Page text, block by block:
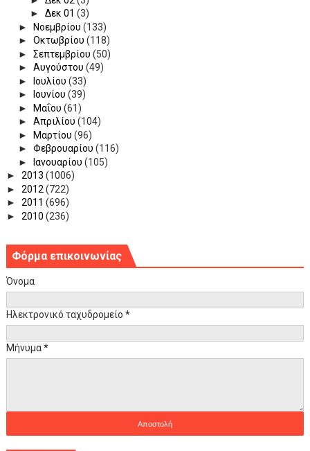
► Δεκ 01 (3)
►
Νοεμβρίου (133)
► Οκτωβρίου (118)
► Σεπτεμβρίου (50)
► Αυγούστου (49)
►
Ιουλίου (33)
►
Ιουνίου (39)
►
Μαΐου (61)
► Απριλίου (104)
►
Μαρτίου (96)
► Φεβρουαρίου (116)
►
Ιανουαρίου (105)
► 2013 (1006)
► 2012 (722)
► 2011 (696)
► 2010 (236)
Φόρμα επικοινωνίας
Όνομα
Ηλεκτρονικό ταχυδρομείο *
Μήνυμα*